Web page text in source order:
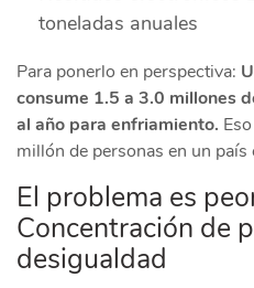
toneladas anuales
Para ponerlo en perspectiva:
consume 1.5 a 3.0 millones
al año para enfriamiento.
millón de personas en un país
El problema es
Concentración de
desigualdad